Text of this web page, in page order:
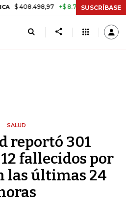
+$ 8.753,81 +2,19% TASA DE
SUSCRÍBASE
SALUD
reportó 301
fallecidos por
las últimas 24